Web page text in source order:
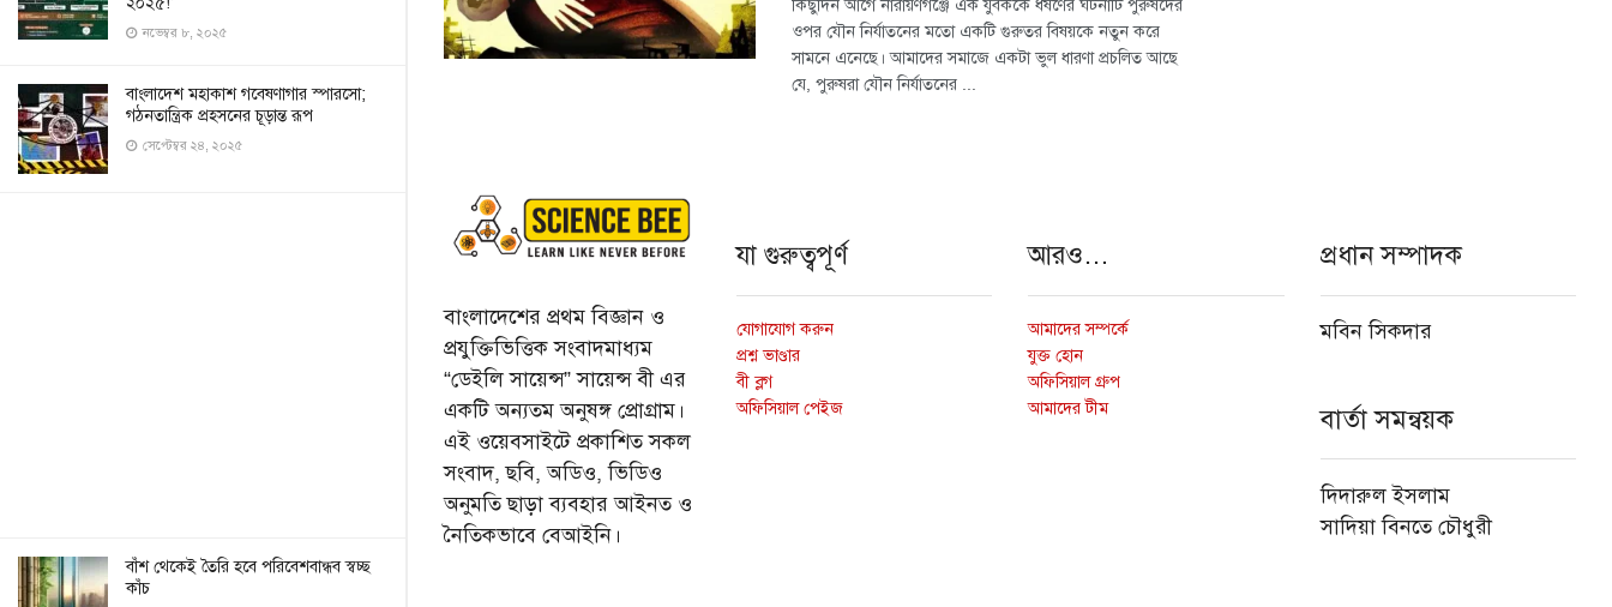
নভেম্বর ৮, ২০২৫
বাংলাদেশ মহাকাশ গবেষণাগার স্পারসো;
গঠনতান্ত্রিক প্রহসনের চূড়ান্ত রূপ
সেপ্টেম্বর ২৪, ২০২৫
বাঁশ থেকেই তৈরি হবে পরিবেশবান্ধব স্বচ্ছ
কাঁচ
কিছুদিন আগে নারায়ণগঞ্জে এক যুবককে ধর্ষণের ঘটনাটি পুরুষদের
ওপর যৌন নির্যাতনের মতো একটি গুরুতর বিষয়কে নতুন করে
সামনে এনেছে। আমাদের সমাজে একটা ভুল ধারণা প্রচলিত আছে
যে, পুরুষরা যৌন নির্যাতনের ...
বাংলাদেশের প্রথম বিজ্ঞান ও
প্রযুক্তিভিত্তিক সংবাদমাধ্যম
“ডেইলি সায়েন্স” সায়েন্স বী এর
একটি অন্যতম অনুষঙ্গ প্রোগ্রাম।
এই ওয়েবসাইটে প্রকাশিত সকল
সংবাদ, ছবি, অডিও, ভিডিও
অনুমতি ছাড়া ব্যবহার আইনত ও
নৈতিকভাবে বেআইনি।
যা গুরুত্বপূর্ণ
যোগাযোগ করুন
প্রশ্ন ভাণ্ডার
বী ব্লগ
অফিসিয়াল পেইজ
আরও…
আমাদের সম্পর্কে
যুক্ত হোন
অফিসিয়াল গ্রুপ
আমাদের টীম
প্রধান সম্পাদক
মবিন সিকদার
বার্তা সমন্বয়ক
দিদারুল ইসলাম
সাদিয়া বিনতে চৌধুরী